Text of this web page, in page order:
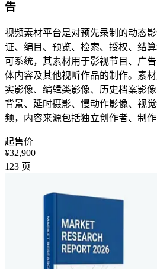
告
视频素材平台是对预先录制的动态
证、编目、预览、检索、授权、结
可系统，其素材用于影视节目、广
体内容及其他视听作品的制作。素
实影像、编辑类影像、历史档案影
背景、延时摄影、慢动作影像、视
频，内容来源包括独立创作者、制
起售价
¥32,900
123 页